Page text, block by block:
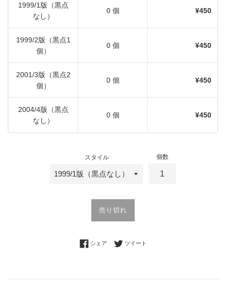
1999/1版（黒点
なし）
0 個 ¥450
1999/2版（黒点1
個）
0 個 ¥450
2001/3版（黒点2
個）
0 個 ¥450
2004/4版（黒点
なし）
0 個 ¥450
スタイル 個数
売り切れ
シェアFacebookでシェアする
ツイート